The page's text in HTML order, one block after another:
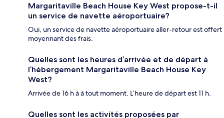
Margaritaville Beach House Key West propose-t-il
un service de navette aéroportuaire?
Oui, un service de navette aéroportuaire aller-retour est offert
moyennant des frais.
Quelles sont les heures d’arrivée et de départ à
l’hébergement Margaritaville Beach House Key
West?
Arrivée de 16 h à à tout moment. L’heure de départ est 11 h.
Quelles sont les activités proposées par